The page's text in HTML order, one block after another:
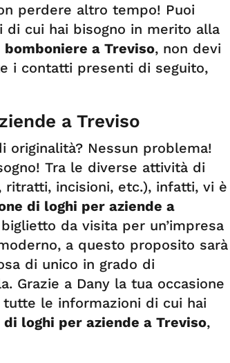
perdere altro tempo! Puoi
cui hai bisogno in merito alla
bomboniere a Treviso, non devi
i contatti presenti di seguito,
a Treviso
originalità? Nessun problema!
Tra le diverse attività di
incisioni, etc.), infatti, vi è
di loghi per aziende a
da visita per un’impresa
a questo proposito sarà
di unico in grado di
Grazie a Dany la tua occasione
le informazioni di cui hai
di loghi per aziende a Treviso,